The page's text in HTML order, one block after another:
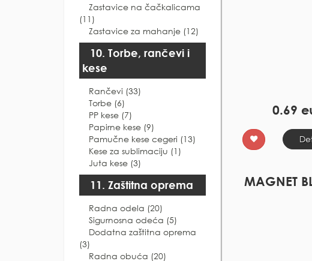
Zastavice na čačkalicama
(11)
Zastavice za mahanje (12)
10. Torbe, rančevi i
kese
Rančevi (33)
Torbe (6)
PP kese (7)
Papirne kese (9)
Pamučne kese cegeri (13)
Kese za sublimaciju (1)
Juta kese (3)
11. Zaštitna oprema
Radna odela (20)
Sigurnosna odeća (5)
Dodatna zaštitna oprema
(3)
Radna obuća (20)
0.69
MAGNET